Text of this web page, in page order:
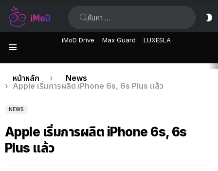
iMoD Drive Max Guard LUXESLA
เรื่อง
ล่าสุด
คุณอยู่ที่นี่:
หน้าหลัก
News
Apple เริ่มการผลิต iPhone 6s, 6s Plus แล้ว
NEWS
Apple เริ่มการผลิต iPhone 6s, 6s
Plus แล้ว